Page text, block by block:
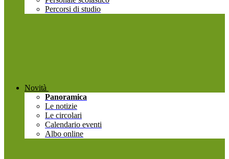
Percorsi di studio
Novità
Panoramica
Le notizie
Le circolari
Calendario eventi
Albo online